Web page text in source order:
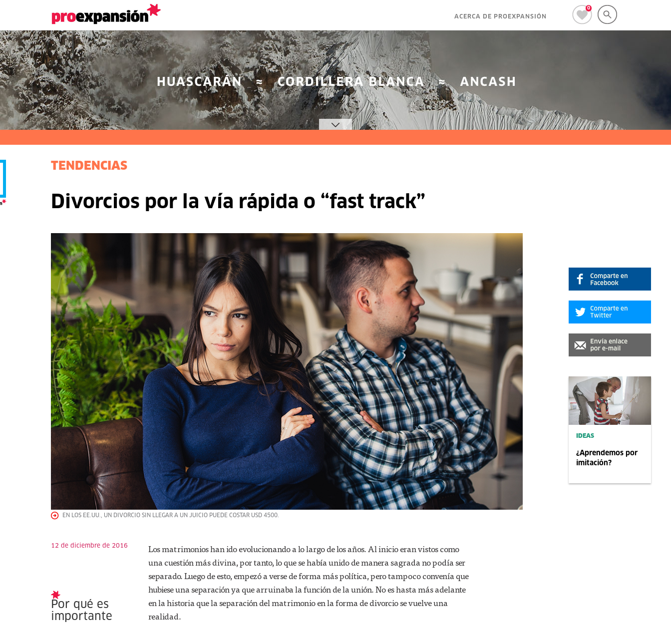
0
ACERCA DE PROEXPANSIÓN
IDEAS
¿Aprendemos por
imitación?
TENDENCIAS
Divorcios por la vía rápida o “fast track”
EN LOS EE.UU., UN DIVORCIO SIN LLEGAR A UN JUICIO PUEDE COSTAR USD 4500.
12 de diciembre de 2016
Por qué es
importante
Los matrimonios han ido evolucionando a lo largo de los años. Al inicio eran vistos como
una cuestión más divina, por tanto, lo que se había unido de manera sagrada no podía ser
separado. Luego de esto, empezó a verse de forma más política, pero tampoco convenía que
hubiese una separación ya que arruinaba la función de la unión. No es hasta más adelante
en la historia que la separación del matrimonio en la forma de divorcio se vuelve una
realidad.